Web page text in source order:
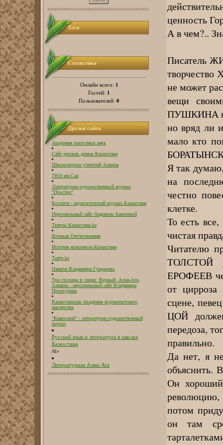
Теги
Статистика
Онлайн всего: 1
Гостей: 1
Пользователей: 0
Друзья сайта
Академия сказочных наук
Сайт детских домов Казахстана
Школа-портал учителей Алматы
ТЮЗ им.Сац
Литературно-художественный журнал
"Простор"
Коллеги - педагогический журнал Казахстана
Персональный сайт Людмилы Енисеевой
Театры Казахстана.kz
Великая Отечественная
История комсомола Казахстана
Театр.kz
Памяти Владимира Гундарева
Три столицы в лицах: Верный, Алма-Ата,
Алматы - персональный сайт Владимира
Проскурина
Казахстанская Академия журналистского
мастерства
"Книголюб" - литературно-художественный
портал
Русский язык и литература в школах
Казахстана
/li>
Литературная Алма-Ата
ценность
А в чем?..
Писатель
творчество
не может
вещи
ПУШКИНА не
но вряд ли
мало кто
Я так
на
честно
клетке.
То есть
чистая
Читателю
ТОЛСТОЙ
ЕРОФЕЕВ
от
сцене,
ЦОЙ
передоза,
правильно.
Да нет, я
объяснить.
Он
революцию,
потом
он там